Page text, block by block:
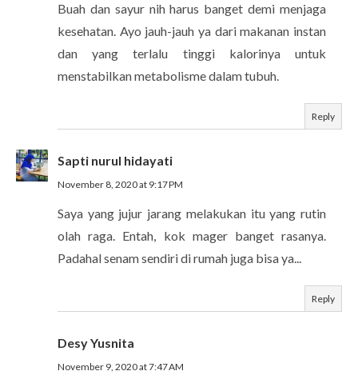
Buah dan sayur nih harus banget demi menjaga
kesehatan. Ayo jauh-jauh ya dari makanan instan
dan yang terlalu tinggi kalorinya untuk
menstabilkan metabolisme dalam tubuh.
Reply
Sapti nurul hidayati
November 8, 2020 at 9:17 PM
Saya yang jujur jarang melakukan itu yang rutin
olah raga. Entah, kok mager banget rasanya.
Padahal senam sendiri di rumah juga bisa ya...
Reply
Desy Yusnita
November 9, 2020 at 7:47 AM